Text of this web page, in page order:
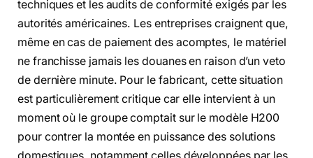
techniques et les audits de conformité exigés par les
autorités américaines. Les entreprises craignent que,
même en cas de paiement des acomptes, le matériel
ne franchisse jamais les douanes en raison d’un veto
de dernière minute. Pour le fabricant, cette situation
est particulièrement critique car elle intervient à un
moment où le groupe comptait sur le modèle H200
pour contrer la montée en puissance des solutions